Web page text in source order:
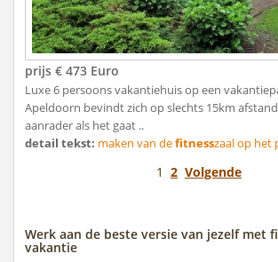
prijs € 473 Euro
Luxe 6 persoons vakantiehuis op een
Apeldoorn bevindt zich op slechts 15km
aanrader als het gaat ..
detail tekst: maken van defitnesszaal op het
1 2 Volgende
Werk aan de beste versie van jezelf met
vakantie